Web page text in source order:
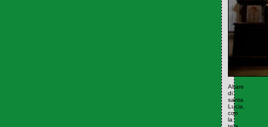
Altare
di
santa
Lucia,
con
la